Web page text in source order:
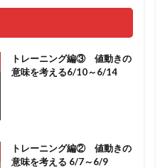
トレーニング編③ 値動きの
意味を考える6/10～6/14
トレーニング編② 値動きの
意味を考える 6/7～6/9